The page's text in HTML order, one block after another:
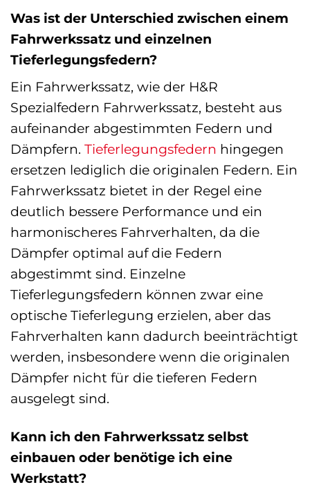
Was ist der Unterschied zwischen einem
Fahrwerkssatz und einzelnen
Tieferlegungsfedern?
Ein Fahrwerkssatz, wie der H&R
Spezialfedern Fahrwerkssatz, besteht aus
aufeinander abgestimmten Federn und
Dämpfern. Tieferlegungsfedern hingegen
ersetzen lediglich die originalen Federn. Ein
Fahrwerkssatz bietet in der Regel eine
deutlich bessere Performance und ein
harmonischeres Fahrverhalten, da die
Dämpfer optimal auf die Federn
abgestimmt sind. Einzelne
Tieferlegungsfedern können zwar eine
optische Tieferlegung erzielen, aber das
Fahrverhalten kann dadurch beeinträchtigt
werden, insbesondere wenn die originalen
Dämpfer nicht für die tieferen Federn
ausgelegt sind.
Kann ich den Fahrwerkssatz selbst
einbauen oder benötige ich eine
Werkstatt?